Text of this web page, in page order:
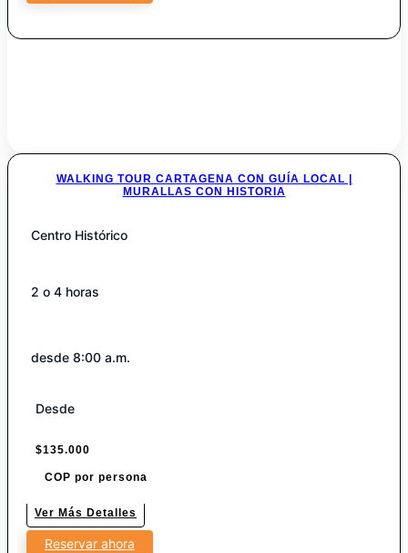
WALKING TOUR CARTAGENA CON GUÍA LOCAL |
MURALLAS CON HISTORIA
Centro Histórico
2 o 4 horas
desde 8:00 a.m.
Desde
$135.000
COP por persona
Ver Más Detalles
Reservar ahora